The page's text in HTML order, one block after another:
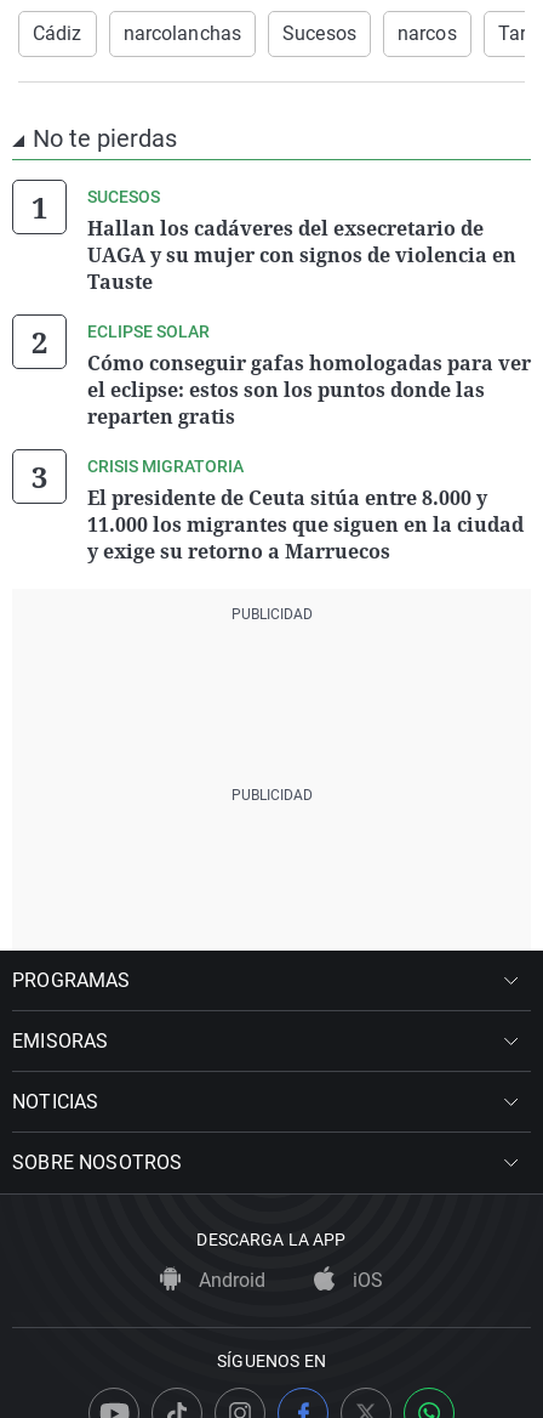
Cádiz narcolanchas Sucesos narcos
No te pierdas
SUCESOS
Hallan los cadáveres del exsecretario de
UAGA y su mujer con signos de violencia en
Tauste
ECLIPSE SOLAR
Cómo conseguir gafas homologadas para ver
el eclipse: estos son los puntos donde las
reparten gratis
CRISIS MIGRATORIA
El presidente de Ceuta sitúa entre 8.000 y
11.000 los migrantes que siguen en la ciudad
y exige su retorno a Marruecos
PROGRAMAS
EMISORAS
NOTICIAS
SOBRE NOSOTROS
DESCARGA LA APP
Android iOS
SÍGUENOS EN